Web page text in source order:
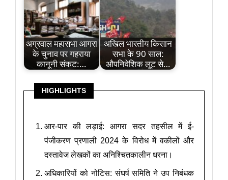
अग्रवाल महासभा आगरा
के चुनाव पर गहराया
कानूनी संकट:…
अखिल भारतीय किसान
सभा के 90 साल:
औपनिवेशिक लूट से…
HIGHLIGHTS
आर-पार की लड़ाई: आगरा सदर तहसील में ई-
पंजीकरण प्रणाली 2024 के विरोध में वकीलों और
दस्तावेज लेखकों का अनिश्चितकालीन धरना।
अधिकारियों को नोटिस: संघर्ष समिति ने उप निबंधक